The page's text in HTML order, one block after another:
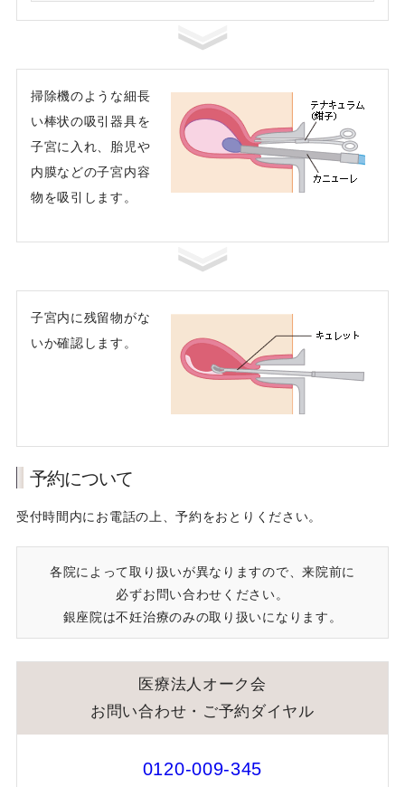
掃除機のような細長
い棒状の吸引器具を
子宮に入れ、胎児や
内膜などの子宮内容
物を吸引します。
子宮内に残留物がな
いか確認します。
予約について
受付時間内にお電話の上、予約をおとりください。
各院によって取り扱いが異なりますので、来院前に
必ずお問い合わせください。
銀座院は不妊治療のみの取り扱いになります。
医療法人オーク会
お問い合わせ・ご予約ダイヤル
0120-009-345